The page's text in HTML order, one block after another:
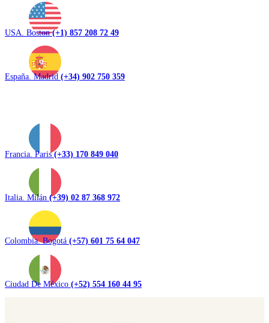
USA. Boston(+1) 857 208 72 49
España. Madrid (+34) 902 750 359
Francia. Paris(+33) 170 849 040
Italia. Milán (+39) 02 87 368 972
Colombia. Bogotá (+57) 601 75 64 047
Ciudad De México (+52) 554 160 44 95